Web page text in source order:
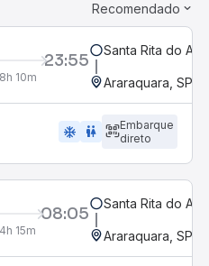
Recomendado
23:55
10m
Santa Rita do
Araraquara, SP -
ac_unit wc
Embarque
direto
08:05
15m
Santa Rita do
Araraquara, SP -